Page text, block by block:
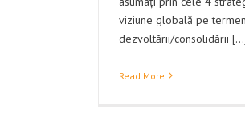
viziune globală pe
dezvoltării/consolidării
Read More